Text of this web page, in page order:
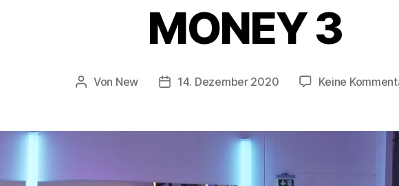
MONEY 3
Von New 14. Dezember 2020 Keine